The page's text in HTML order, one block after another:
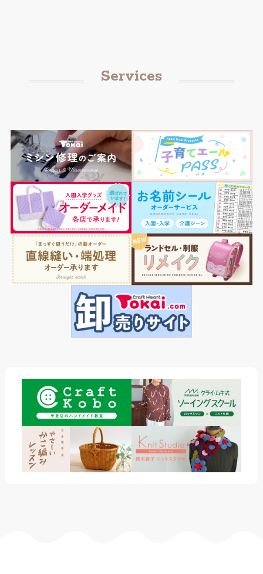
Services